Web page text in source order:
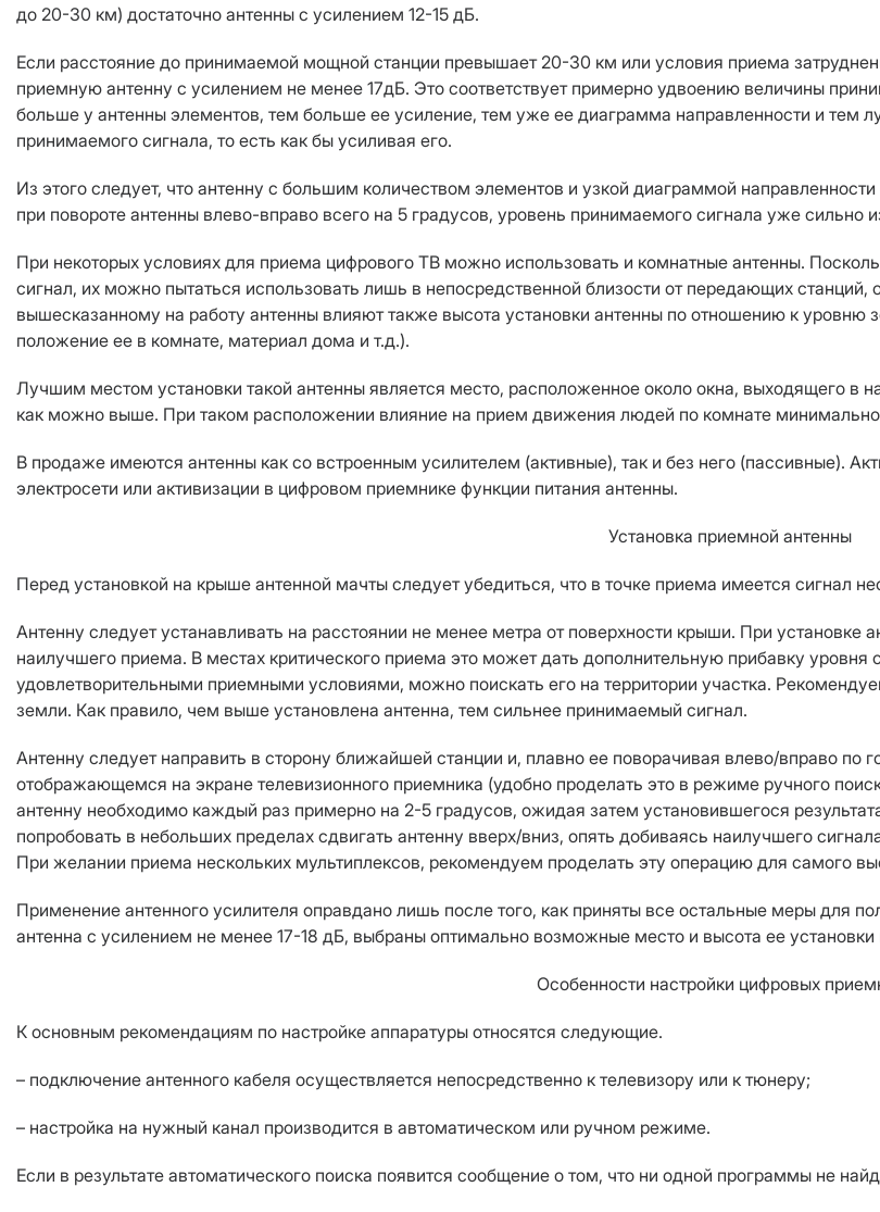
до 20-30 км) достаточно антенны с усилением 12-15 дБ.
Если расстояние до принимаемой мощной станции превышает 20-30 км или условия приема
приемную антенну с усилением не менее 17дБ. Это соответствует примерно удвоению величины
больше у антенны элементов, тем больше ее усиление, тем уже ее диаграмма направленности и тем
принимаемого сигнала, то есть как бы усиливая его.
Из этого следует, что антенну с большим количеством элементов и узкой диаграммой
при повороте антенны влево-вправо всего на 5 градусов, уровень принимаемого сигнала уже сильно
При некоторых условиях для приема цифрового ТВ можно использовать и комнатные антенны.
сигнал, их можно пытаться использовать лишь в непосредственной близости от передающих
вышесказанному на работу антенны влияют также высота установки антенны по отношению к
положение ее в комнате, материал дома и т.д.).
Лучшим местом установки такой антенны является место, расположенное около окна, выходящего в
как можно выше. При таком расположении влияние на прием движения людей по комнате
В продаже имеются антенны как со встроенным усилителем (активные), так и без него (пассивные).
электросети или активизации в цифровом приемнике функции питания антенны.
Установка приемной антенны
Перед установкой на крыше антенной мачты следует убедиться, что в точке приема имеется сигнал
Антенну следует устанавливать на расстоянии не менее метра от поверхности крыши. При установке
наилучшего приема. В местах критического приема это может дать дополнительную прибавку уровня
удовлетворительными приемными условиями, можно поискать его на территории участка.
земли. Как правило, чем выше установлена антенна, тем сильнее принимаемый сигнал.
Антенну следует направить в сторону ближайшей станции и, плавно ее поворачивая влево/вправо по
отображающемся на экране телевизионного приемника (удобно проделать это в режиме ручного
антенну необходимо каждый раз примерно на 2-5 градусов, ожидая затем установившегося
попробовать в небольших пределах сдвигать антенну вверх/вниз, опять добиваясь наилучшего
При желании приема нескольких мультиплексов, рекомендуем проделать эту операцию для самого
Применение антенного усилителя оправдано лишь после того, как приняты все остальные меры для
антенна с усилением не менее 17-18 дБ, выбраны оптимально возможные место и высота ее
Особенности настройки цифровых
К основным рекомендациям по настройке аппаратуры относятся следующие.
– подключение антенного кабеля осуществляется непосредственно к телевизору или к тюнеру;
– настройка на нужный канал производится в автоматическом или ручном режиме.
Если в результате автоматического поиска появится сообщение о том, что ни одной программы не